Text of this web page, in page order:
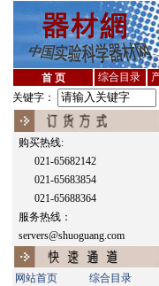
首 页 综合目录
关键字：
购买热线:
021-65682142
021-65683854
021-65688364
服务热线：
servers@shuoguang.com
网站首页
综合目录